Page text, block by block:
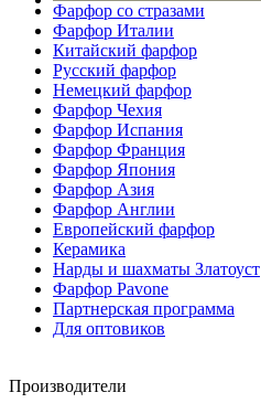
Фарфор со стразами
Фарфор Италии
Китайский фарфор
Русский фарфор
Немецкий фарфор
Фарфор Чехия
Фарфор Испания
Фарфор Франция
Фарфор Япония
Фарфор Азия
Фарфор Англии
Европейский фарфор
Керамика
Нарды и шахматы Златоуст
Фарфор Pavone
Партнерская программа
Для оптовиков
Производители